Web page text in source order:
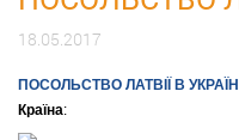
18.05.2017
ПОСОЛЬСТВО ЛАТВІЇ В УКРАЇНІ
Країна: